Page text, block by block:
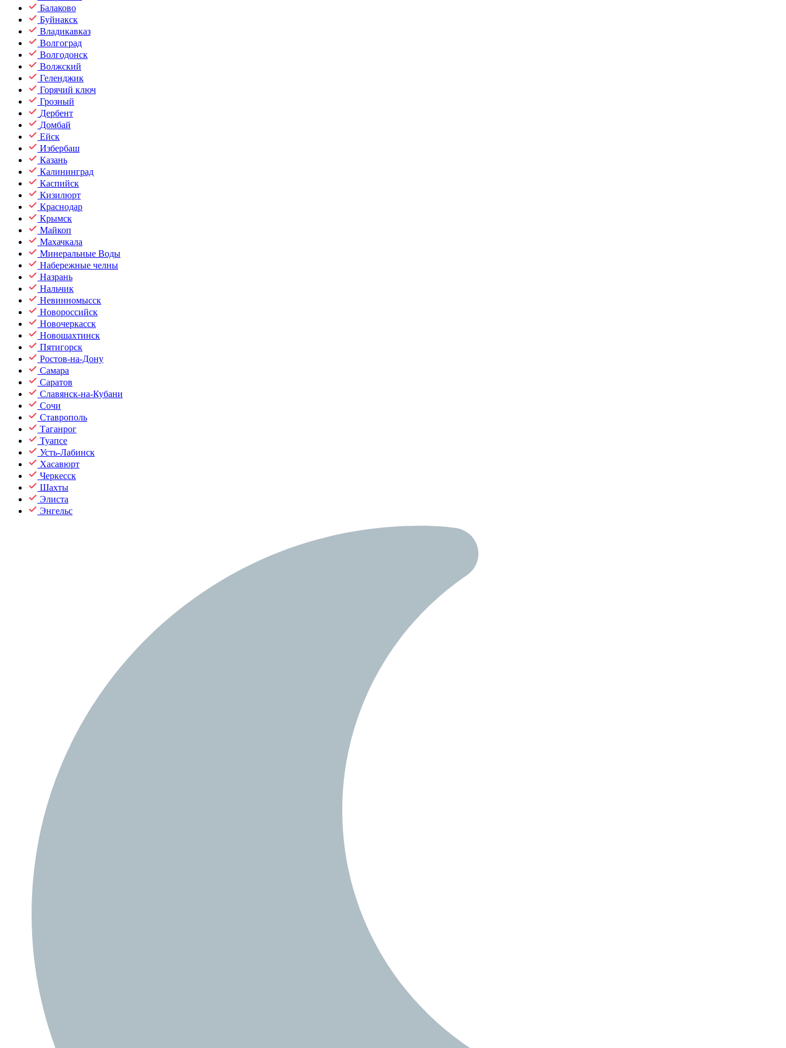
Балаково
Буйнакск
Владикавказ
Волгоград
Волгодонск
Волжский
Геленджик
Горячий ключ
Грозный
Дербент
Домбай
Ейск
Избербаш
Казань
Калининград
Каспийск
Кизилюрт
Краснодар
Крымск
Майкоп
Махачкала
Минеральные Воды
Набережные челны
Назрань
Нальчик
Невинномысск
Новороссийск
Новочеркасск
Новошахтинск
Пятигорск
Ростов-на-Дону
Самара
Саратов
Славянск-на-Кубани
Сочи
Ставрополь
Таганрог
Туапсе
Усть-Лабинск
Хасавюрт
Черкесск
Шахты
Элиста
Энгельс